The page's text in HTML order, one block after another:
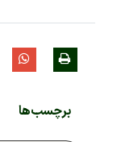
برچسب‌ها